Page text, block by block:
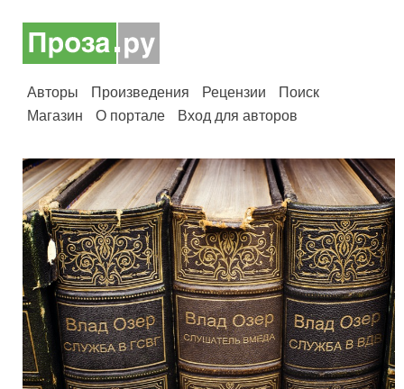
Авторы Произведения Рецензии
Поиск
Магазин
О портале Вход для авторов